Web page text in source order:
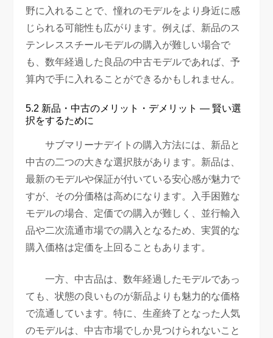
野に入れることで、憧れのモデルをより身近に感
じられる可能性も広がります。例えば、新品のス
テンレススチールモデルの購入が難しい場合で
も、数年経過した良品の中古モデルであれば、予
算内で手に入れることができるかもしれません。
5.2 新品・中古のメリット・デメリット — 賢い選
択をするために
サブマリーナデイトの購入方法には、新品と
中古の二つの大きな選択肢があります。新品は、
最新のモデルや保証が付いている安心感が魅力で
すが、その分価格は高めになります。入手困難な
モデルの場合、定価での購入が難しく、並行輸入
品や二次流通市場での購入となるため、実質的な
購入価格は定価を上回ることもあります。
一方、中古品は、数年経過したモデルであっ
ても、状態の良いものが新品よりも魅力的な価格
で流通しています。特に、生産終了となった人気
のモデルは、中古市場でしか見つけられないこと